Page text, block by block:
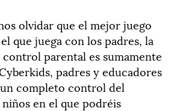
olvidar que el mejor juego
que juega con los padres, la
parental es sumamente
padres y educadores
completo control del
en el que podréis